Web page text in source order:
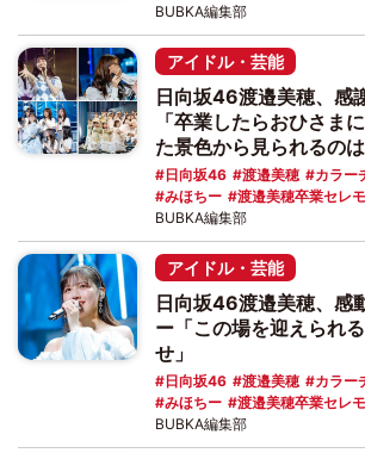
BUBKA編集部
アイドル・芸能
日向坂46渡邉美穂、感
「卒業したらおひさま
た景色から見られるのは
日向坂46 渡邉美穂 カラー
みほちー
渡邉美穂卒業セレ
BUBKA編集部
アイドル・芸能
日向坂46渡邉美穂、感
ー「この場を迎えられ
せ」
日向坂46 渡邉美穂 カラー
みほちー
渡邉美穂卒業セレ
BUBKA編集部